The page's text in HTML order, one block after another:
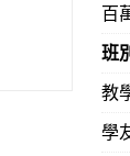
百
班
教
學